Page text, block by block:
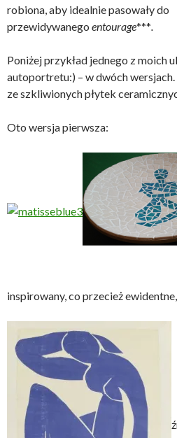
robiona, aby idealnie pasowały do
przewidywanego entourage***.
Poniżej przykład jednego z moich
autoportretu:) – w dwóch
ze szkliwionych płytek
Oto wersja pierwsza:
inspirowany, co przecież